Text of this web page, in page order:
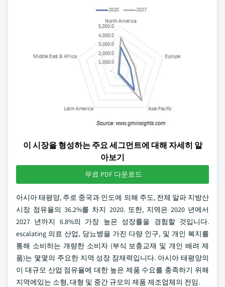
이 시장을 형성하는 주요 세그먼트에 대해 자세히 알
아보기
무료 PDF 다운로드
아시아 태평양, 주로 중국과 인도에 의해 주도, 전체 알파 지방산
시장 점유율의 36.2%를 차지 2020. 또한, 지역은 2020 년에서
2027 년까지 6.8%의 가장 높은 성장률을 경험할 것입니다.
escalating 의료 산업, 당뇨병을 가진 다량 인구, 및 개인 복지를
통해 소비하는 개량한 소비자 (부식 보충교재 및 개인 배려 제
품)는 몇몇의 주요한 지역 성장 잠재력입니다. 아시아 태평양의
이 대규모 산업 점유율에 대한 높은 제품 수요를 충족하기 위해
지역에있는 소형, 대형 및 중간 규모의 제품 제조업체의 전임.